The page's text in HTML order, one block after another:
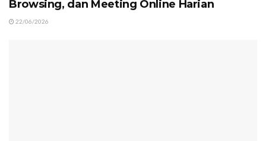
Browsing, dan Meeting Online Harian
22/06/2026